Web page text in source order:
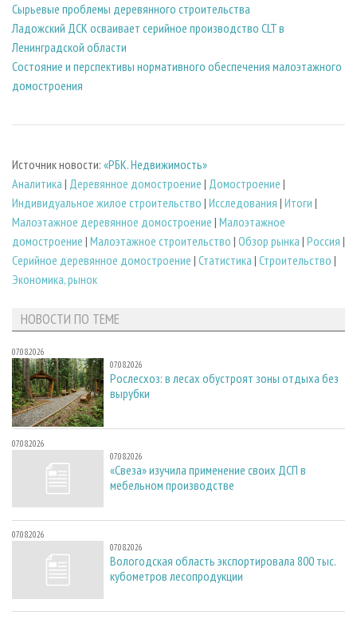
Сырьевые проблемы деревянного строительства
Ладожский ДСК осваивает серийное производство CLT в
Ленинградской области
Состояние и перспективы нормативного обеспечения малоэтажного
домостроения
Источник новости: «РБК. Недвижимость»
Аналитика | Деревянное домостроение | Домостроение |
Индивидуальное жилое строительство | Исследования | Итоги |
Малоэтажное деревянное домостроение | Малоэтажное
домостроение | Малоэтажное строительство | Обзор рынка | Россия |
Серийное деревянное домостроение | Статистика | Строительство |
Экономика, рынок
НОВОСТИ ПО ТЕМЕ
07.08.2026
07.08.2026
Рослесхоз: в лесах обустроят зоны отдыха без
вырубки
07.08.2026
07.08.2026
«Свеза» изучила применение своих ДСП в
мебельном производстве
07.08.2026
07.08.2026
Вологодская область экспортировала 800 тыс.
кубометров лесопродукции